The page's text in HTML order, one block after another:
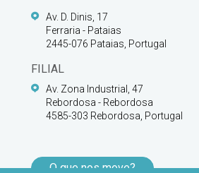
Av. D. Dinis, 17
Ferraria - Pataias
2445-076 Pataias, Portugal
FILIAL
Av. Zona Industrial, 47
Rebordosa - Rebordosa
4585-303 Rebordosa, Portugal
O que nos move?